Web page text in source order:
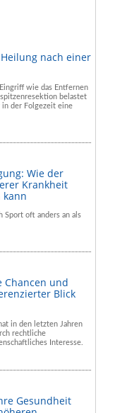
nach einer
wie das Entfernen
belastet
in der Folgezeit eine
Wie der
Krankheit
kann
Sport oft anders an als
Chancen und
Blick
in den letzten Jahren
rechtliche
Interesse.
Gesundheit